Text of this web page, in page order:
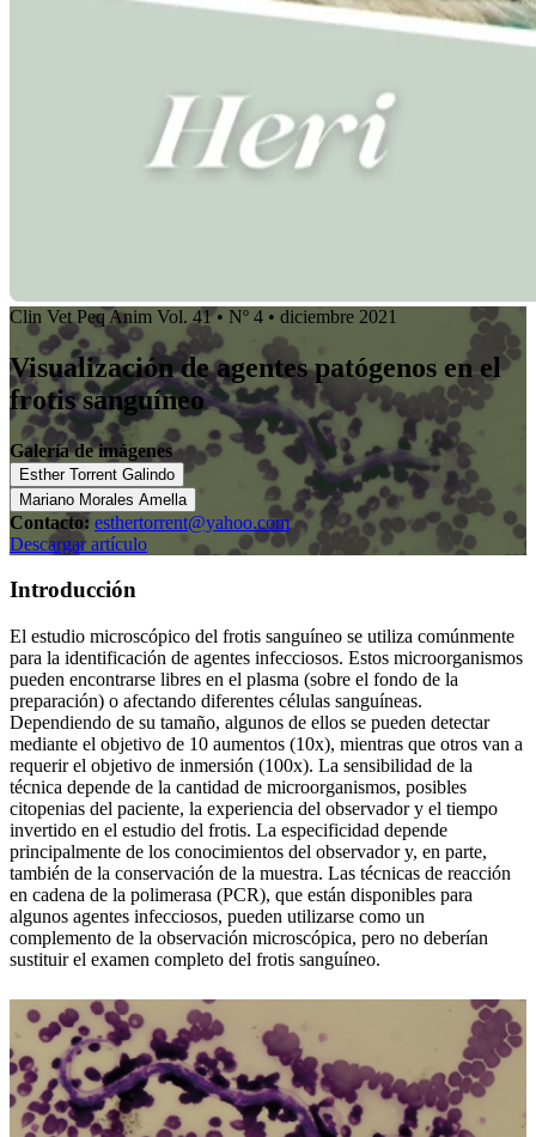
Clin Vet Peq Anim Vol. 41 • Nº 4 • diciembre 2021
Visualización de agentes patógenos en el
frotis sanguíneo
Galería de imágenes
Esther Torrent Galindo
Mariano Morales Amella
Contacto: esthertorrent@yahoo.com
Descargar artículo
Introducción
El estudio microscópico del frotis sanguíneo se utiliza comúnmente
para la identificación de agentes infecciosos. Estos microorganismos
pueden encontrarse libres en el plasma (sobre el fondo de la
preparación) o afectando diferentes células sanguíneas.
Dependiendo de su tamaño, algunos de ellos se pueden detectar
mediante el objetivo de 10 aumentos (10x), mientras que otros van a
requerir el objetivo de inmersión (100x). La sensibilidad de la
técnica depende de la cantidad de microorganismos, posibles
citopenias del paciente, la experiencia del observador y el tiempo
invertido en el estudio del frotis. La especificidad depende
principalmente de los conocimientos del observador y, en parte,
también de la conservación de la muestra. Las técnicas de reacción
en cadena de la polimerasa (PCR), que están disponibles para
algunos agentes infecciosos, pueden utilizarse como un
complemento de la observación microscópica, pero no deberían
sustituir el examen completo del frotis sanguíneo.